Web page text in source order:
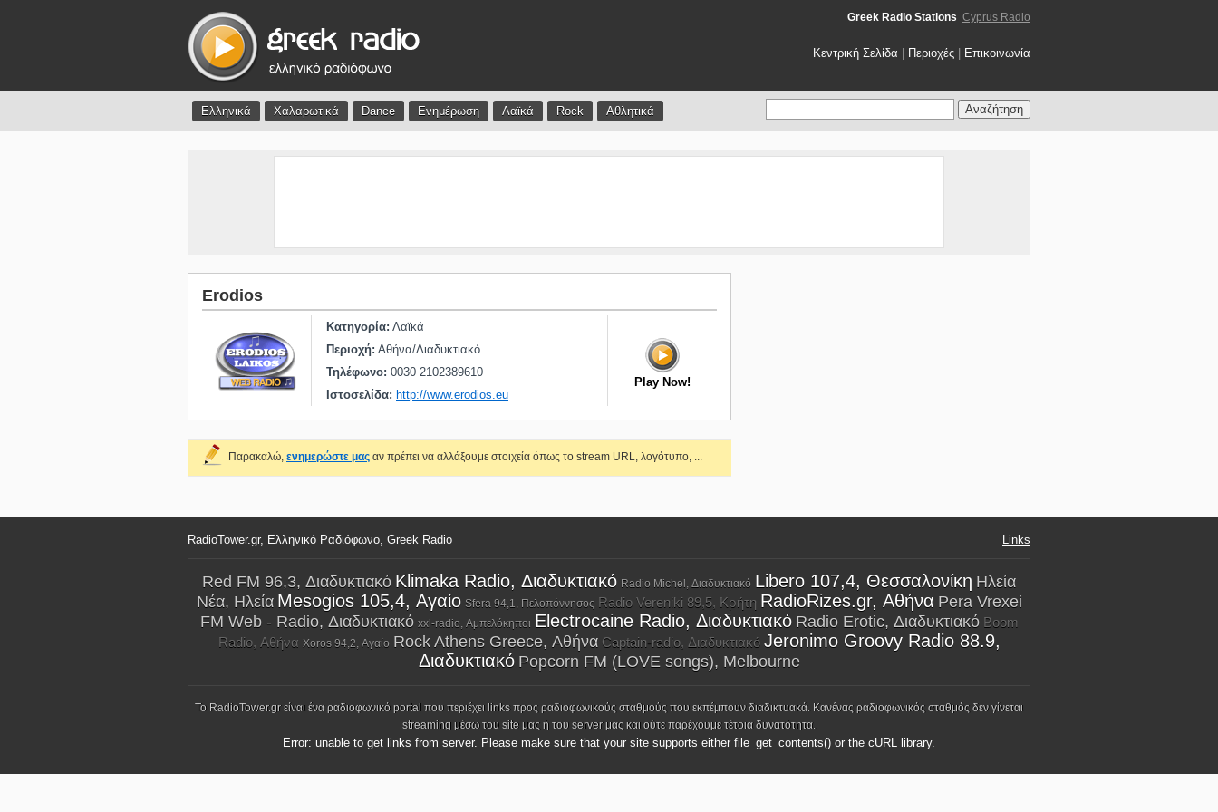
Greek Radio Stations Cyprus Radio
Κεντρική Σελίδα Περιοχές Επικοινωνία
Ελληνικά Χαλαρωτικά Dance Ενημέρωση Λαϊκά Rock Αθλητικά
Erodios
Κατηγορία: Λαϊκά
Περιοχή: Αθήνα/Διαδυκτιακό
Τηλέφωνο: 0030 2102389610
Ιστοσελίδα: http://www.erodios.eu
Play Now!
Παρακαλώ, ενημερώστε μας αν πρέπει να αλλάξουμε στοιχεία όπως το stream URL, λογότυπο, ...
RadioTower.gr, Ελληνικό Ραδιόφωνο, Greek Radio Links
Red FM 96,3, Διαδυκτιακό Klimaka Radio, Διαδυκτιακό Radio Michel, Διαδυκτιακό Libero 107,4, Θεσσαλονίκη Ηλεία
Νέα, Ηλεία Mesogios 105,4, Αγαίο Sfera 94,1, Πελοπόννησος Radio Vereniki 89,5, Κρήτη RadioRizes.gr, Αθήνα Pera Vrexei
FM Web - Radio, Διαδυκτιακό xxl-radio, Αμπελόκηποι Electrocaine Radio, Διαδυκτιακό Radio Erotic, Διαδυκτιακό Boom
Radio, Αθήνα Xoros 94,2, Αγαίο Rock Athens Greece, Αθήνα Captain-radio, Διαδυκτιακό Jeronimo Groovy Radio 88.9,
Διαδυκτιακό Popcorn FM (LOVE songs), Melbourne
Το RadioTower.gr είναι ένα ραδιοφωνικό portal που περιέχει links προς ραδιοφωνικούς σταθμούς που εκπέμπουν διαδικτυακά. Κανένας ραδιοφωνικός σταθμός δεν γίνεται
streaming μέσω του site μας ή του server μας και ούτε παρέχουμε τέτοια δυνατότητα.
Error: unable to get links from server. Please make sure that your site supports either file_get_contents() or the cURL library.